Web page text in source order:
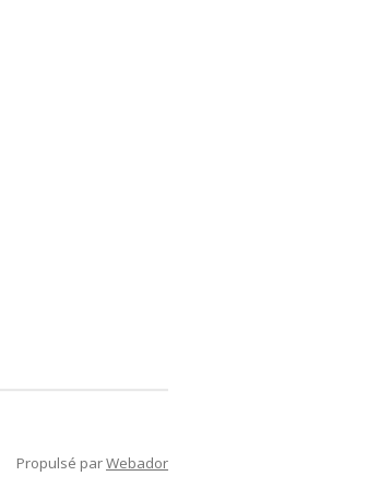
Propulsé parWebador